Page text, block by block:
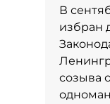
В
избран
созыва